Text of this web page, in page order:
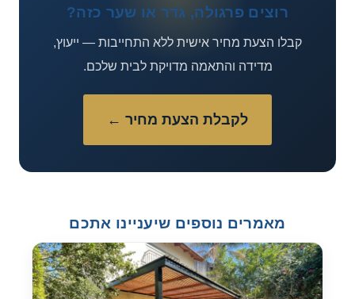
רוצים פרגולה, גדר או שער כזה?
קבלו הצעת מחיר אישית ללא התחייבות — ייעוץ,
מדידה והתאמה מדויקת לבית שלכם.
לקבלת הצעת מחיר ←
מאמרים נוספים שיעניינו אתכם